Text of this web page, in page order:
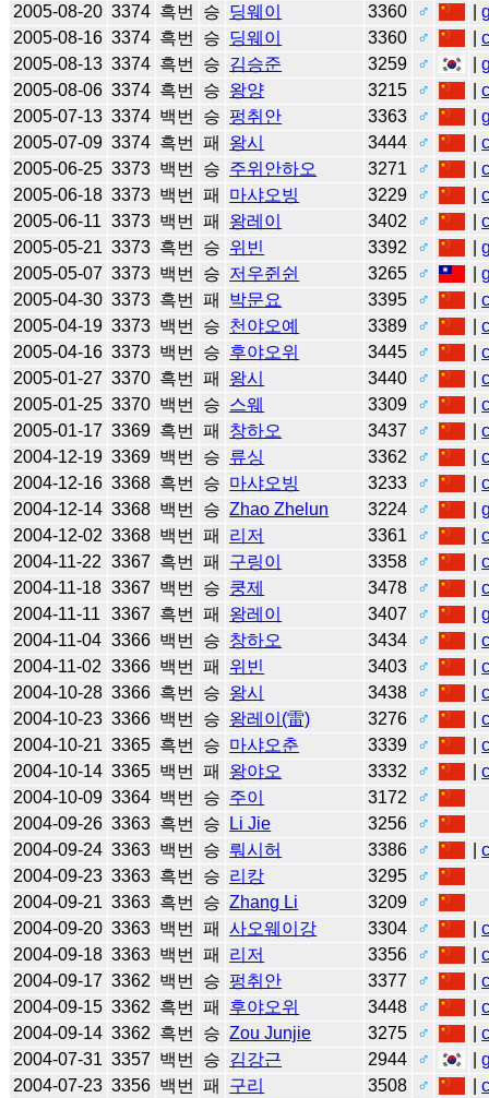
2005-08-20 3374 흑번 승 딩웨이 3360 ♂ |
2005-08-16 3374 흑번 승 딩웨이 3360 ♂ |
2005-08-13 3374 흑번 승 김승준 3259 ♂ |
2005-08-06 3374 흑번 승 왕양 3215 ♂ |
2005-07-13 3374 백번 승 펑취안 3363 ♂ |
2005-07-09 3374 흑번 패 왕시 3444 ♂ |
2005-06-25 3373 백번 승 주위안하오 3271 ♂ |
2005-06-18 3373 백번 패 마샤오빙 3229 ♂ |
2005-06-11 3373 백번 패 왕레이 3402 ♂ |
2005-05-21 3373 흑번 승 위빈 3392 ♂ |
2005-05-07 3373 백번 승 저우쥔쉰 3265 ♂ |
2005-04-30 3373 흑번 패 박문요 3395 ♂ |
2005-04-19 3373 백번 승 천야오예 3389 ♂ |
2005-04-16 3373 백번 승 후야오위 3445 ♂ |
2005-01-27 3370 흑번 패 왕시 3440 ♂ |
2005-01-25 3370 백번 승 스웨 3309 ♂ |
2005-01-17 3369 흑번 패 창하오 3437 ♂ |
2004-12-19 3369 백번 승 류싱 3362 ♂ |
2004-12-16 3368 흑번 승 마샤오빙 3233 ♂ |
2004-12-14 3368 백번 승 Zhao Zhelun 3224 ♂ |
2004-12-02 3368 백번 패 리저 3361 ♂ |
2004-11-22 3367 흑번 패 구링이 3358 ♂ |
2004-11-18 3367 백번 승 쿵제 3478 ♂ |
2004-11-11
3367 흑번 패 왕레이 3407 ♂ |
2004-11-04 3366 백번 승 창하오 3434 ♂ |
2004-11-02 3366 백번 패 위빈 3403 ♂ |
2004-10-28 3366 흑번 승 왕시 3438 ♂ |
2004-10-23 3366 백번 승 왕레이(雷) 3276 ♂ |
2004-10-21 3365 흑번 승 마샤오춘 3339 ♂ |
2004-10-14 3365 백번 패 왕야오 3332 ♂ |
2004-10-09 3364 백번 승 주이 3172
♂
2004-09-26 3363 흑번 승 Li Jie 3256
♂
2004-09-24 3363 백번 승 뤄시허 3386 ♂ |
2004-09-23 3363 흑번 승 리캉 3295
♂
2004-09-21 3363 흑번 승 Zhang Li 3209
♂
2004-09-20 3363 백번 패 사오웨이강 3304 ♂ |
2004-09-18 3363 백번 패 리저 3356 ♂ |
2004-09-17 3362 백번 승 펑취안 3377 ♂ |
2004-09-15 3362 흑번 패 후야오위 3448 ♂ |
2004-09-14 3362 흑번 승 Zou Junjie 3275 ♂ |
2004-07-31 3357 백번 승 김강근 2944 ♂ |
2004-07-23 3356 백번 패 구리 3508 ♂ |